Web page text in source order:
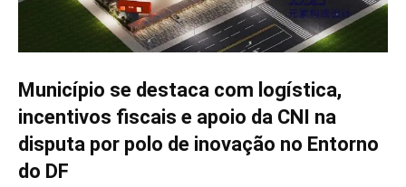
Município se destaca com logística,
incentivos fiscais e apoio da CNI na
disputa por polo de inovação no Entorno
do DF